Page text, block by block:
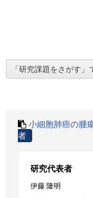
小細胞肺癌の腫
者
研究代表者
伊藤 隆明